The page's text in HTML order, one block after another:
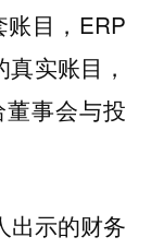
目，ERP
实账目，
事会与投
出示的财务